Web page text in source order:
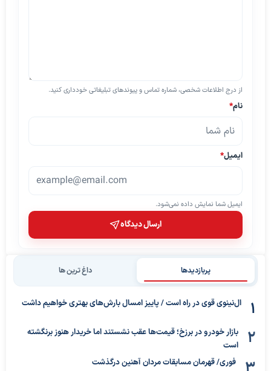
از درج اطلاعات شخصی، شماره تماس و پیوندهای تبلیغاتی خودداری کنید.
نام*
ایمیل*
ایمیل شما نمایش داده نمی‌شود.
ارسال دیدگاه
پربازدیدها داغ ترین ها
ال‌نینوی قوی در راه است / پاییز امسال بارش‌های بهتری خواهیم داشت
بازار خودرو در برزخ؛ قیمت‌ها عقب نشستند اما خریدار هنوز برنگشته
است
فوری/ قهرمان مسابقات مردان آهنین درگذشت